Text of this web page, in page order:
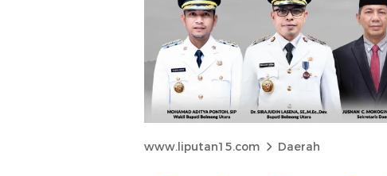
www.liputan15.com Daerah